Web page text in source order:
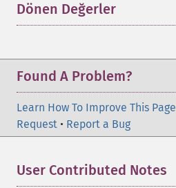
Dönen Değerler
Found A Problem?
Learn How To Improve This Page
Request • Report a Bug
User Contributed Notes